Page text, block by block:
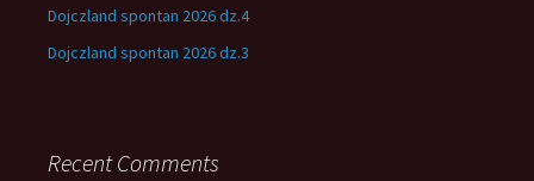
Dojczland spontan 2026 dz.4
Dojczland spontan 2026 dz.3
Recent Comments